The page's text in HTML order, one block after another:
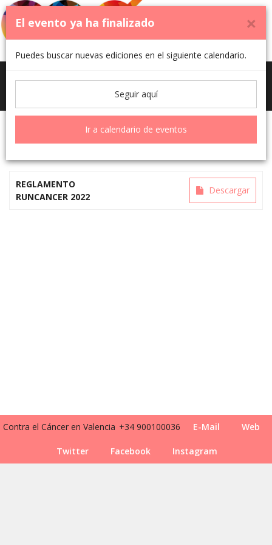
Toggle
Documentación
REGLAMENTO
RUNCANCER 2022
Descargar
Contra el Cáncer en Valencia +34 900100036 E-Mail Web
Twitter Facebook Instagram
×
El evento ya ha finalizado
Puedes buscar nuevas ediciones en el siguiente calendario.
Seguir aquí
Ir a calendario de eventos